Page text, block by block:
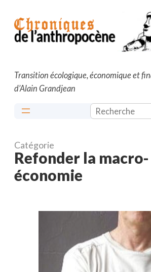
contenu
Transition écologique, économique et
d’Alain Grandjean
Rechercher
Catégorie
Refonder la macro-
économie